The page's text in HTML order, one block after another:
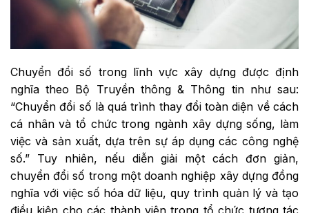
Chuyển đổi số trong lĩnh vực xây dựng được định
nghĩa theo Bộ Truyền thông & Thông tin như sau:
“Chuyển đổi số là quá trình thay đổi toàn diện về cách
cá nhân và tổ chức trong ngành xây dựng sống, làm
việc và sản xuất, dựa trên sự áp dụng các công nghệ
số.” Tuy nhiên, nếu diễn giải một cách đơn giản,
chuyển đổi số trong một doanh nghiệp xây dựng đồng
nghĩa với việc số hóa dữ liệu, quy trình quản lý và tạo
điều kiện cho các thành viên trong tổ chức tương tác